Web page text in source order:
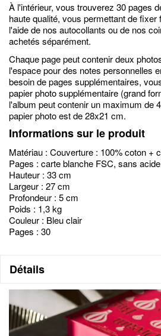
À l'intérieur, vous trouverez 30 pages
haute qualité, vous permettant de
l'aide de nos autocollants ou de nos
achetés séparément.
Chaque page peut contenir deux
l'espace pour des notes personnelles
besoin de pages supplémentaires,
papier photo supplémentaire (grand
l'album peut contenir un maximum de
papier photo est de 28x21 cm.
Informations sur le produit
Matériau : Couverture : 100% coton +
Pages : carte blanche FSC, sans
Hauteur : 33 cm
Largeur : 27 cm
Profondeur : 5 cm
Poids : 1,3 kg
Couleur : Bleu clair
Pages : 30
Détails